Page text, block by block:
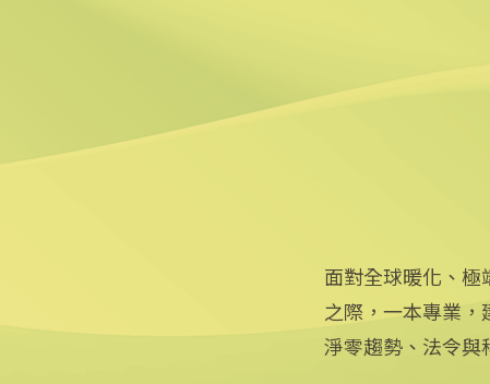
碳評級機構攜手數據平台
2024/09/02 13:42
面對全球暖化、
之際，一本專業
淨零趨勢、法令與